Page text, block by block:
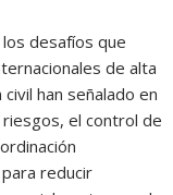
desafíos que
de alta
han señalado en
el control de
reducir